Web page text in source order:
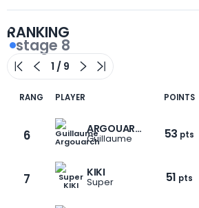
RANKING
stage 8
RANG PLAYER POINTS
6 ARGOUARCH
Guillaume 53 pts
7 KIKI
Super 51 pts